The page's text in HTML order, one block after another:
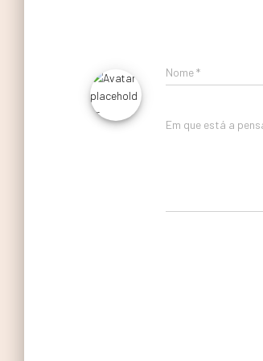
Nome*
Em que está a